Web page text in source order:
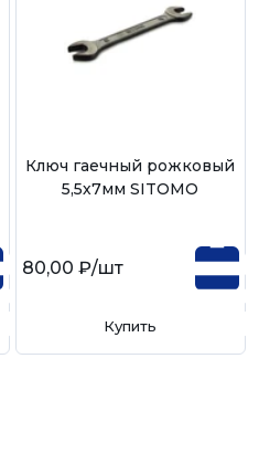
Ключ гаечный рожковый
5,5х7мм SITOMO
80,00 ₽/шт
Купить